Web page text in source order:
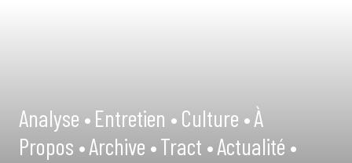
Analyse •Entretien •Culture •À
Propos •Archive •Tract •Actualité •